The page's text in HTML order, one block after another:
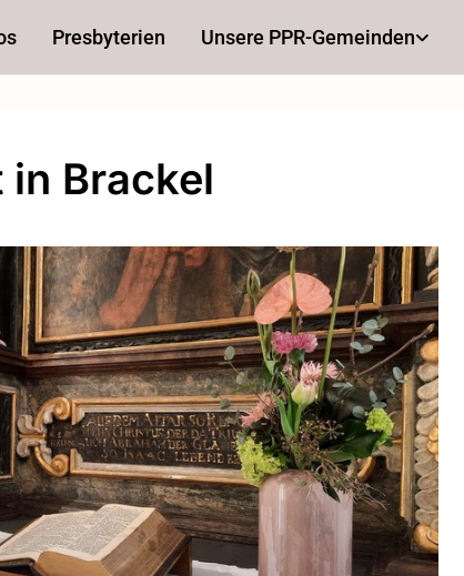
Presbyterien Unsere PPR-Gemeinden
Brackel